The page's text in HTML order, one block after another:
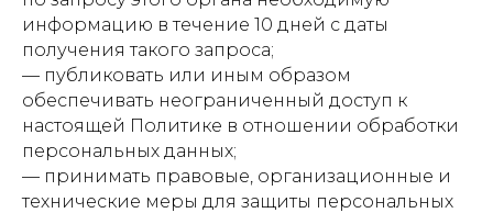
информацию в течение 10 дней с даты
получения такого запроса;
— публиковать или иным образом
обеспечивать неограниченный доступ к
настоящей Политике в отношении обработки
персональных данных;
— принимать правовые, организационные и
технические меры для защиты персональных